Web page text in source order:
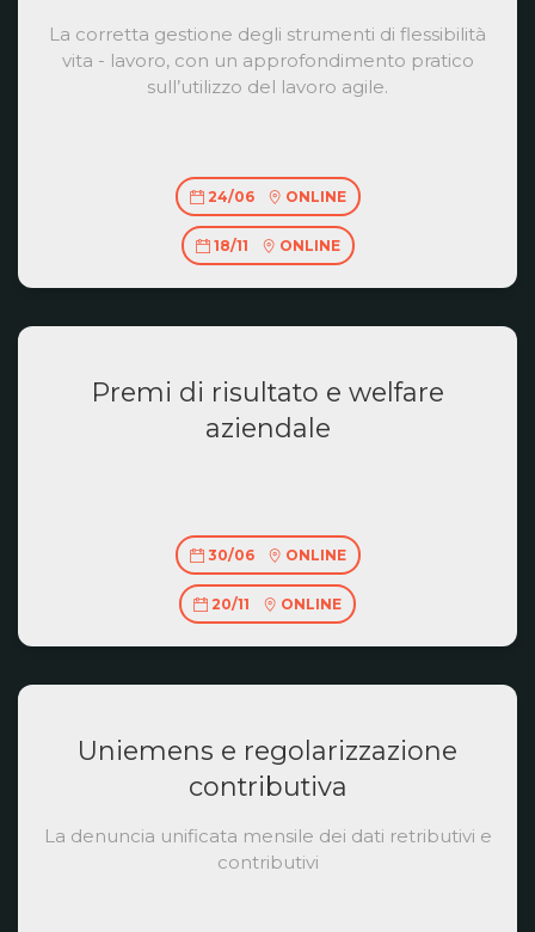
La corretta gestione degli strumenti di flessibilità
vita - lavoro, con un approfondimento pratico
sull’utilizzo del lavoro agile.
24/06 ONLINE
18/11 ONLINE
Premi di risultato e welfare
aziendale
30/06 ONLINE
20/11 ONLINE
Uniemens e regolarizzazione
contributiva
La denuncia unificata mensile dei dati retributivi e
contributivi